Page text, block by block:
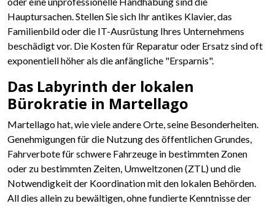
Hauptursachen. Stellen Sie sich Ihr antikes Klavier, das
Familienbild oder die IT-Ausrüstung Ihres Unternehmens
beschädigt vor. Die Kosten für Reparatur oder Ersatz sind oft
exponentiell höher als die anfängliche "Ersparnis".
Das Labyrinth der lokalen
Bürokratie in Martellago
Martellago hat, wie viele andere Orte, seine Besonderheiten.
Genehmigungen für die Nutzung des öffentlichen Grundes,
Fahrverbote für schwere Fahrzeuge in bestimmten Zonen
oder zu bestimmten Zeiten, Umweltzonen (ZTL) und die
Notwendigkeit der Koordination mit den lokalen Behörden.
All dies allein zu bewältigen, ohne fundierte Kenntnisse der